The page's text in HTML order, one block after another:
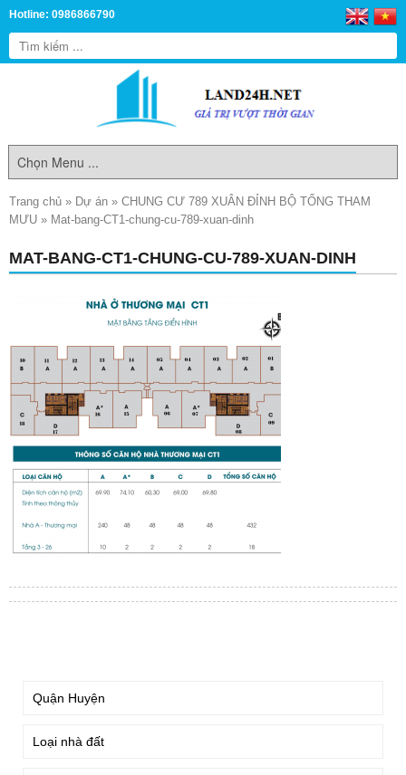
Hotline: 0986866790
Trang chủ » Dự án » CHUNG CƯ 789 XUÂN ĐỈNH BỘ TỔNG THAM
MƯU » Mat-bang-CT1-chung-cu-789-xuan-dinh
MAT-BANG-CT1-CHUNG-CU-789-XUAN-DINH